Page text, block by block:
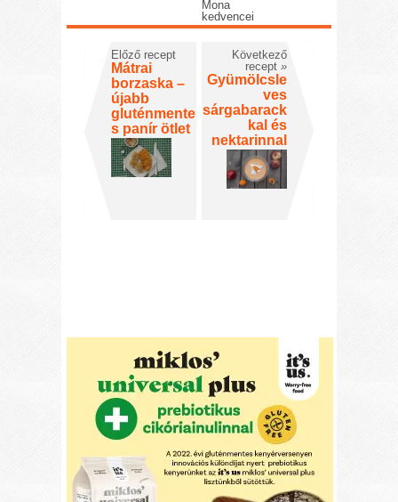
Mona
kedvencei
Előző recept
Mátrai
borzaska –
újabb
gluténmente
s panír ötlet
Következő
recept »
Gyümölcsle
ves
sárgabarack
kal és
nektarinnal